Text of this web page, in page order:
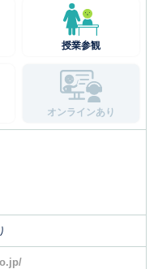
授業参観
オンラインあり